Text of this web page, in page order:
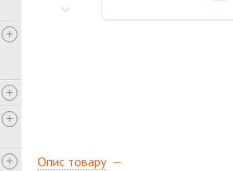
Опис товару